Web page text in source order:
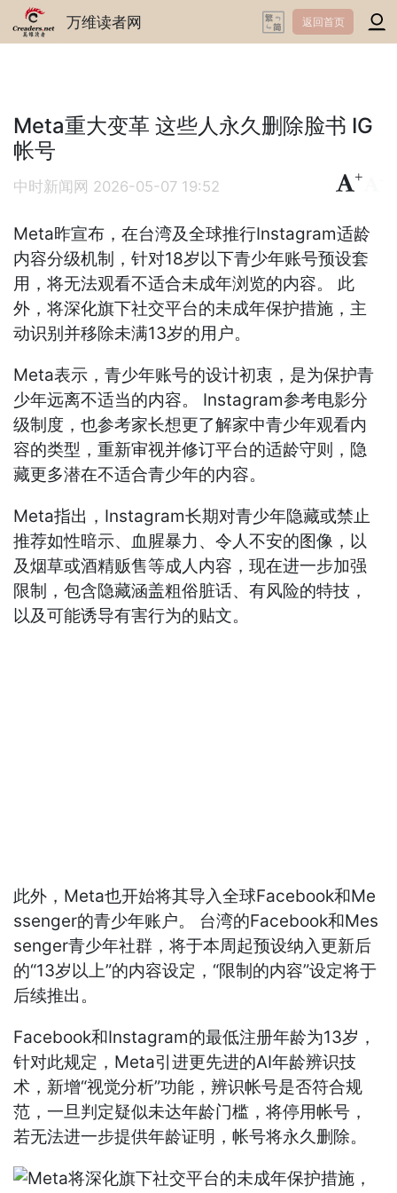
万维读者网 返回首页
Meta重大变革 这些人永久删除脸书 IG
帐号
中时新闻网 2026-05-07 19:52
+
Meta昨宣布，在台湾及全球推行Instagram适龄
内容分级机制，针对18岁以下青少年账号预设套
用，将无法观看不适合未成年浏览的内容。 此
外，将深化旗下社交平台的未成年保护措施，主
动识别并移除未满13岁的用户。
Meta表示，青少年账号的设计初衷，是为保护青
少年远离不适当的内容。 Instagram参考电影分
级制度，也参考家长想更了解家中青少年观看内
容的类型，重新审视并修订平台的适龄守则，隐
藏更多潜在不适合青少年的内容。
Meta指出，Instagram长期对青少年隐藏或禁止
推荐如性暗示、血腥暴力、令人不安的图像，以
及烟草或酒精贩售等成人内容，现在进一步加强
限制，包含隐藏涵盖粗俗脏话、有风险的特技，
以及可能诱导有害行为的贴文。
此外，Meta也开始将其导入全球Facebook和Me
ssenger的青少年账户。 台湾的Facebook和Mes
senger青少年社群，将于本周起预设纳入更新后
的“13岁以上”的内容设定，“限制的内容”设定将于
后续推出。
Facebook和Instagram的最低注册年龄为13岁，
针对此规定，Meta引进更先进的AI年龄辨识技
术，新增“视觉分析”功能，辨识帐号是否符合规
范，一旦判定疑似未达年龄门槛，将停用帐号，
若无法进一步提供年龄证明，帐号将永久删除。